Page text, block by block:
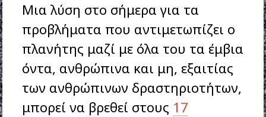
Μια λύση στο σήμερα για τα
προβλήματα που αντιμετωπίζει ο
πλανήτης μαζί με όλα του τα έμβια
όντα, ανθρώπινα και μη, εξαιτίας
των ανθρώπινων δραστηριοτήτων,
μπορεί να βρεθεί στους 17